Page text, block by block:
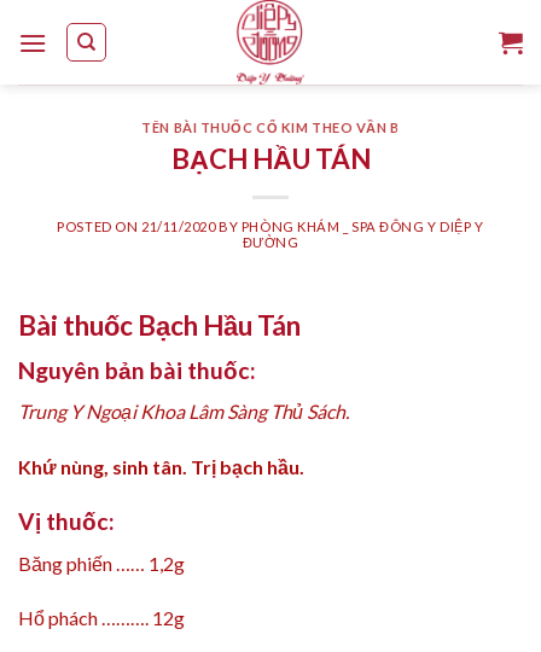
TÊN BÀI THUỐC CỔ KIM THEO VẦN B
BẠCH HẦU TÁN
POSTED ON 21/11/2020BY PHÒNG KHÁM _ SPA ĐÔNG Y DIỆP Y
ĐƯỜNG
Bài thuốc Bạch Hầu Tán
Nguyên bản bài thuốc:
Trung Y Ngoại Khoa Lâm Sàng Thủ Sách.
Khứ nùng, sinh tân. Trị bạch hầu.
Vị thuốc:
Băng phiến …… 1,2g
Hổ phách ………. 12g